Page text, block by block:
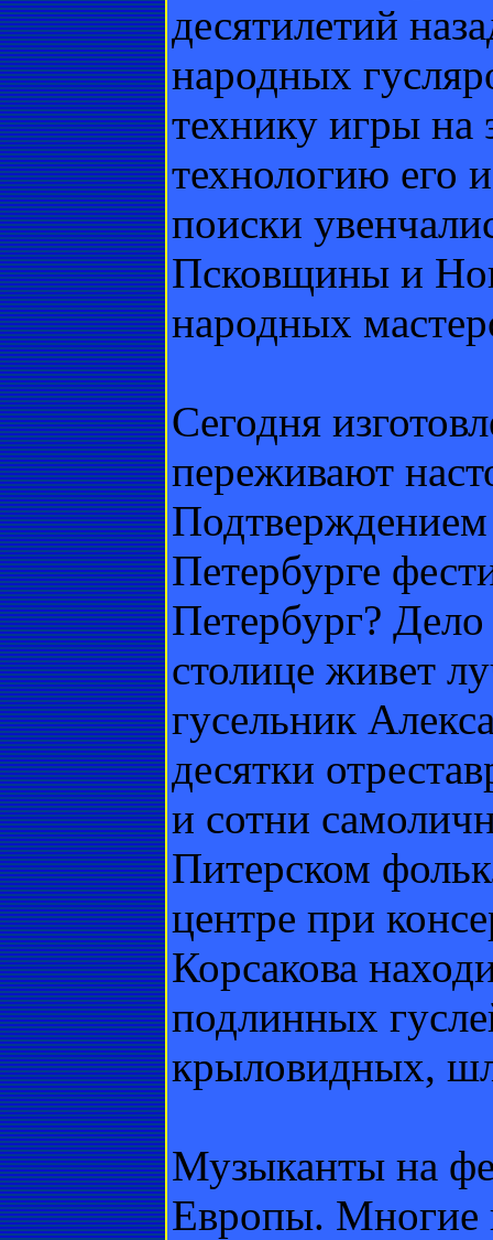
десятилетий
народных
технику игры на
технологию его
поиски
Псковщины и
народных
Сегодня
переживают
Петербурге
Петербург?
столице живет
гусельник
десятки
и сотни
Питерском
центре при
Корсакова
подлинных
крыловидных,
Музыканты на
Европы. Многие